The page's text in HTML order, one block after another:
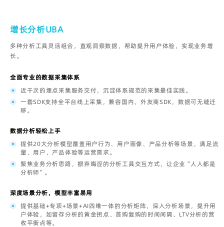
增长分析UBA
多种分析工具灵活组合，直观洞察数据，帮助提升用户体验，实现业务增
长。
全面专业的数据采集体系
近千次的埋点采集服务交付，沉淀体系规范的采集最佳实践。
一套SDK支持全平台线上采集，兼容国内、外友商SDK，数据可无缝迁
移。
数据分析轻松上手
提供20大分析模型覆盖用户行为、用户画像、产品分析等场景，满足流
量、用户、产品体验等运营需求。
聚焦业务分析思路，摒弃晦涩的分析工具交互方式，让企业“人人都是
分析师”。
深度场景分析，模型丰富易用
提供基础+专项+场景+AI四维一体的分析矩阵，深入分析场景，提升用
户体验，如留存分析的黄金拐点、首购复购的时间间隔、LTV分析的营
收平衡点等。